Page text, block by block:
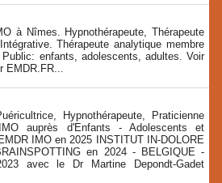
à Nîmes. Hypnothérapeute, Thérapeute
Thérapeute analytique membre
enfants, adolescents, adultes. Voir
EMDR.FR...
Hypnothérapeute, Praticienne
auprès d'Enfants - Adolescents et
IMO en 2025 INSTITUT IN-DOLORE
en 2024 - BELGIQUE -
avec le Dr Martine Depondt-Gadet